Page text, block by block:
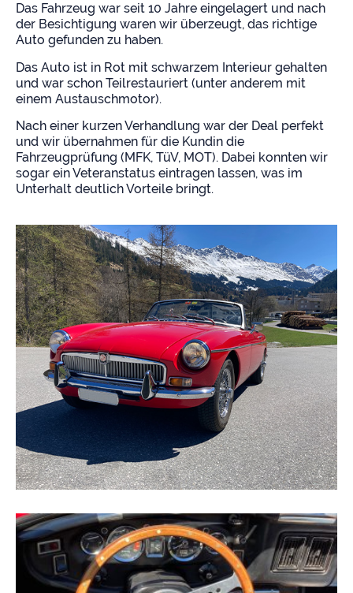
Das Fahrzeug war seit 10 Jahre eingelagert und nach
der Besichtigung waren wir überzeugt, das richtige
Auto gefunden zu haben.
Das Auto ist in Rot mit schwarzem Interieur gehalten
und war schon Teilrestauriert (unter anderem mit
einem Austauschmotor).
Nach einer kurzen Verhandlung war der Deal perfekt
und wir übernahmen für die Kundin die
Fahrzeugprüfung (MFK, TüV, MOT). Dabei konnten wir
sogar ein Veteranstatus eintragen lassen, was im
Unterhalt deutlich Vorteile bringt.